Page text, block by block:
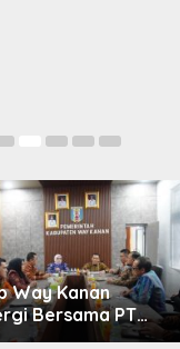
Way Kanan
Bersama PT
Way Kanan